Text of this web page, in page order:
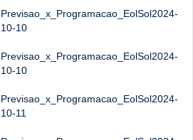
Previsao_x_Programacao_EolSol2024-
10-10
Previsao_x_Programacao_EolSol2024-
10-10
Previsao_x_Programacao_EolSol2024-
10-11